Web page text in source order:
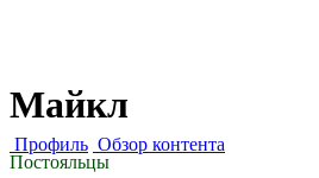
Майкл
Постояльцы
Профиль Обзор контента